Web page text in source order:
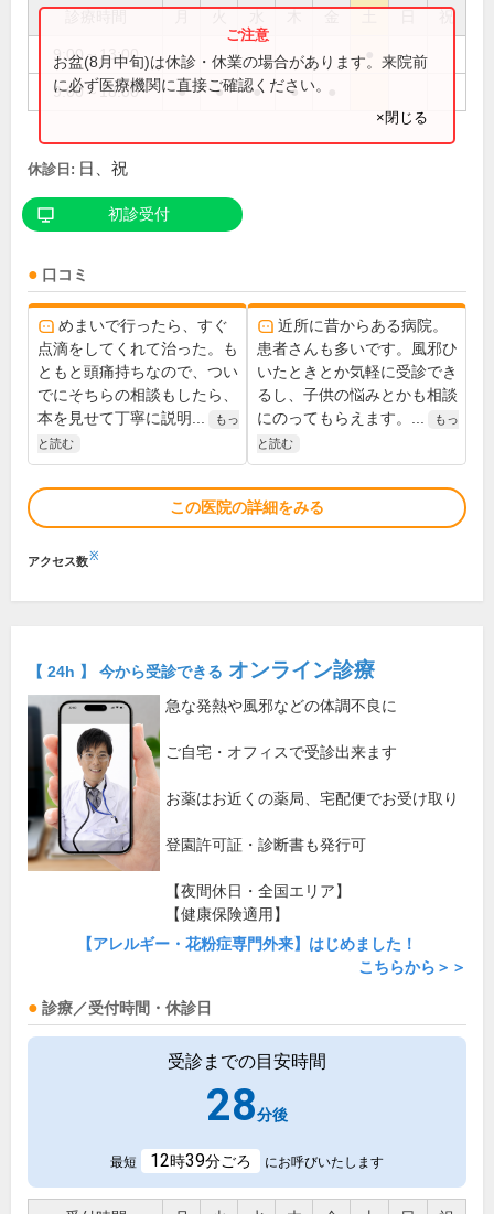
祝
9:00～13:00
9:00～18:00 ● ● ● ●
お盆(8月中旬)は休診・休業の場合があります。来院前
に必ず医療機関に直接ご確認ください。
×閉じる
休診日: 日、祝
初診受付
口コミ
めまいで行ったら、すぐ
点滴をしてくれて治った。も
ともと頭痛持ちなので、つい
でにそちらの相談もしたら、
本を見せて丁寧に説明...
もっ
と読む
近所に昔からある病院。
患者さんも多いです。風邪ひ
いたときとか気軽に受診でき
るし、子供の悩みとかも相談
にのってもらえます。...
もっ
と読む
この医院の詳細をみる
アクセス数※
【 24h 】 今から受診できる オンライン診療
急な発熱や風邪などの体調不良に
ご自宅・オフィスで受診出来ます
お薬はお近くの薬局、宅配便でお受け取り
登園許可証・診断書も発行可
【夜間休日・全国エリア】
【健康保険適用】
【アレルギー・花粉症専門外来】はじめました！
こちらから＞＞
診療／受付時間・休診日
受診までの目安時間
28分後
最短 12時39分ごろ にお呼びいたします